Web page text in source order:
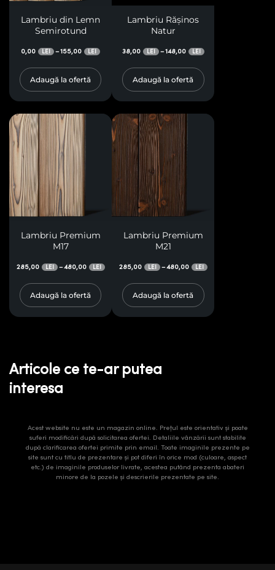
Lambriu din Lemn
Semirotund
0,00 LEI –155,00 LEI
Adaugă la ofertă
Lambriu Rășinos
Natur
38,00 LEI –148,00 LEI
Adaugă la ofertă
Lambriu Premium
M17
285,00 LEI –480,00 LEI
Adaugă la ofertă
Lambriu Premium
M21
285,00 LEI –480,00 LEI
Adaugă la ofertă
Articole ce te-ar putea
interesa
Acest website nu este un magazin online. Prețul este orientativ și poate
suferi modificări după solicitarea ofertei. Detaliile vânzării sunt stabilite
după clarificarea ofertei primite prin email. Toate imaginile prezente pe
site sunt cu titlu de prezentare și pot diferi în orice mod (culoare, aspect
etc.) de imaginile produselor livrate, acestea putând prezenta abateri
minore de la pozele și descrierile prezentate pe site.